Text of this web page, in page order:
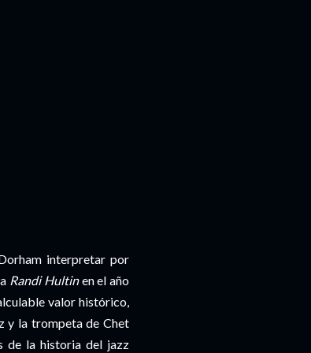
interpretar por
Randi Hultinen el año
valor histórico,
y la trompeta de Chet
de la historia del jazz